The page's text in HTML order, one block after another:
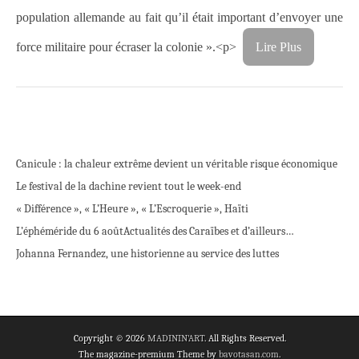
population allemande au fait qu’il était important d’envoyer une
force militaire pour écraser la colonie ».<p> Lire Plus
Canicule : la chaleur extrême devient un véritable risque économique
Le festival de la dachine revient tout le week-end
« Différence », « L’Heure », « L’Escroquerie », Haïti
L’éphéméride du 6 aoûtActualités des Caraïbes et d’ailleurs…
Johanna Fernandez, une historienne au service des luttes
Copyright © 2026 MADININ'ART. All Rights Reserved.
The magazine-premium Theme by bavotasan.com.